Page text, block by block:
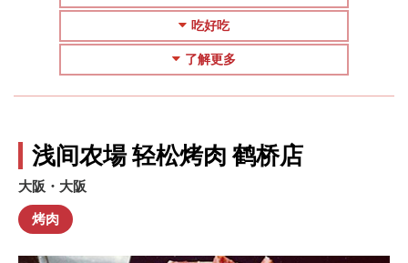
吃好吃
了解更多
浅间农場 轻松烤肉 鹤桥店
大阪・大阪
烤肉